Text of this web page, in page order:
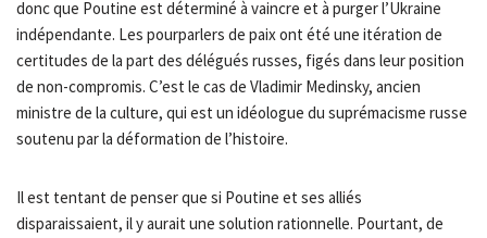
donc que Poutine est déterminé à vaincre et à purger l’Ukraine
indépendante. Les pourparlers de paix ont été une itération de
certitudes de la part des délégués russes, figés dans leur position
de non-compromis. C’est le cas de Vladimir Medinsky, ancien
ministre de la culture, qui est un idéologue du suprémacisme russe
soutenu par la déformation de l’histoire.
Il est tentant de penser que si Poutine et ses alliés
disparaissaient, il y aurait une solution rationnelle. Pourtant, de